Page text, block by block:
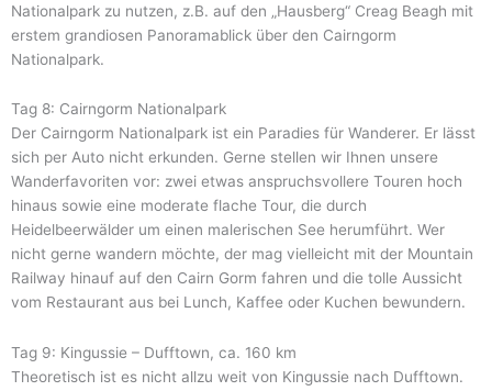
Nationalpark zu nutzen, z.B. auf den „Hausberg“ Creag Beagh mit
erstem grandiosen Panoramablick über den Cairngorm
Nationalpark.
Tag 8: Cairngorm Nationalpark
Der Cairngorm Nationalpark ist ein Paradies für Wanderer. Er lässt
sich per Auto nicht erkunden. Gerne stellen wir Ihnen unsere
Wanderfavoriten vor: zwei etwas anspruchsvollere Touren hoch
hinaus sowie eine moderate flache Tour, die durch
Heidelbeerwälder um einen malerischen See herumführt. Wer
nicht gerne wandern möchte, der mag vielleicht mit der Mountain
Railway hinauf auf den Cairn Gorm fahren und die tolle Aussicht
vom Restaurant aus bei Lunch, Kaffee oder Kuchen bewundern.
Tag 9: Kingussie – Dufftown, ca. 160 km
Theoretisch ist es nicht allzu weit von Kingussie nach Dufftown.